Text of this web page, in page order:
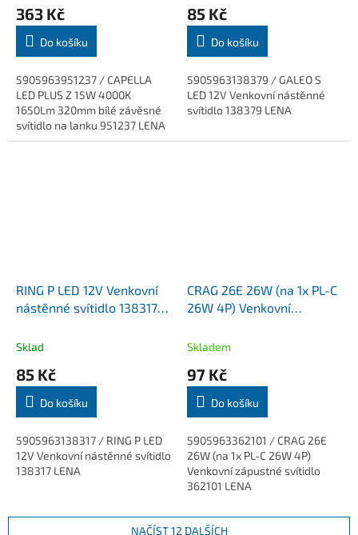
363 Kč
Do košíku
5905963951237 / CAPELLA
LED PLUS Z 15W 4000K
1650Lm 320mm bílé závěsné
svítidlo na lanku 951237 LENA
DOPRODEJ 1KS
85 Kč
Do košíku
5905963138379 / GALEO S
LED 12V Venkovní nástěnné
svítidlo 138379 LENA
RING P LED 12V Venkovní
nástěnné svítidlo 138317
Sklad
85 Kč
Do košíku
5905963138317 / RING P LED
12V Venkovní nástěnné svítidlo
138317 LENA
CRAG 26E 26W (na 1x PL-C
26W 4P) Venkovní
LENA DOPRODEJ 1KS
Skladem
97 Kč
Do košíku
5905963362101 / CRAG 26E
26W (na 1x PL-C 26W 4P)
Venkovní zápustné svítidlo
362101 LENA
NAČÍST 12 DALŠÍCH